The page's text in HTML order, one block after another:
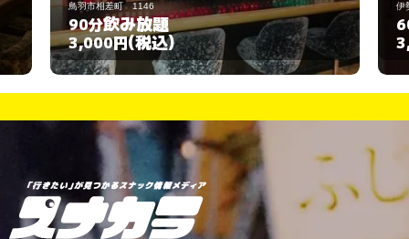
鳥羽市相差町 1146
90分飲み放題
3,000円(税込)
伊